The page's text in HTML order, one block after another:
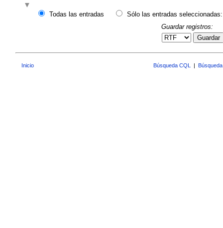
Todas las entradas
Sólo las entradas seleccionadas:
Guardar registros:
Guardar
Inicio Búsqueda CQL